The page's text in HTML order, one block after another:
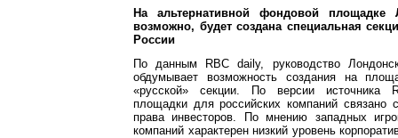
На альтернативной фондовой площадке
возможно, будет создана специальная
России
По данным RBC daily, руководство
обдумывает возможность создания на
«русской» секции. По версии источника
площадки для российских компаний связано
права инвесторов. По мнению западных
компаний характерен низкий уровень